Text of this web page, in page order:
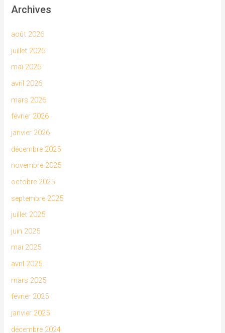
Archives
août 2026
juillet 2026
mai 2026
avril 2026
mars 2026
février 2026
janvier 2026
décembre 2025
novembre 2025
octobre 2025
septembre 2025
juillet 2025
juin 2025
mai 2025
avril 2025
mars 2025
février 2025
janvier 2025
décembre 2024